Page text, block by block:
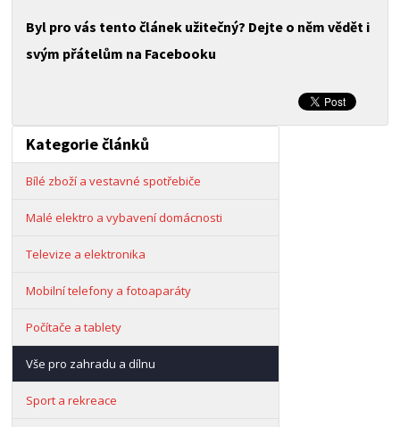
Byl pro vás tento článek užitečný? Dejte o něm vědět i
svým přátelům na Facebooku
Kategorie článků
Bílé zboží a vestavné spotřebiče
Malé elektro a vybavení domácnosti
Televize a elektronika
Mobilní telefony a fotoaparáty
Počítače a tablety
Vše pro zahradu a dílnu
Sport a rekreace